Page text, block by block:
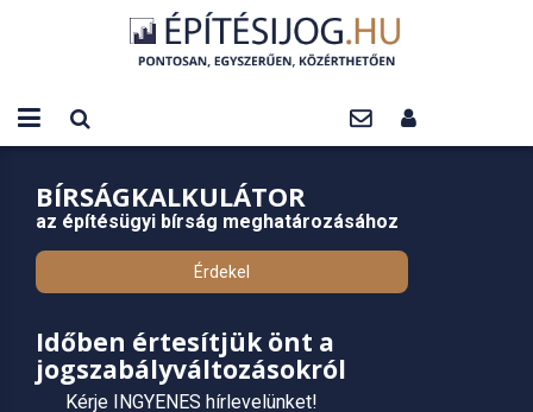
BÍRSÁGKALKULÁTOR
az építésügyi bírság meghatározásához
Érdekel
Időben értesítjük önt a
jogszabályváltozásokról
Kérje INGYENES hírlevelünket!